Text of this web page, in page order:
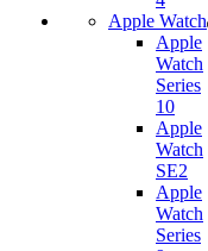
Apple Watch
Apple
Watch
Series
10
Apple
Watch
SE2
Apple
Watch
Series